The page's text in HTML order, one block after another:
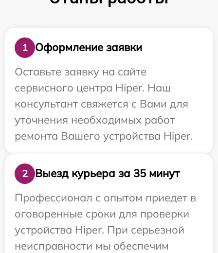
1
Оформление заявки
Оставьте заявку на сайте
сервисного центра Hiper. Наш
консультант свяжется с Вами для
уточнения необходимых работ
ремонта Вашего устройства Hiper.
2
Выезд курьера за 35 минут
Профессионал с опытом приедет в
оговоренные сроки для проверки
устройства Hiper. При серьезной
неисправности мы обеспечим